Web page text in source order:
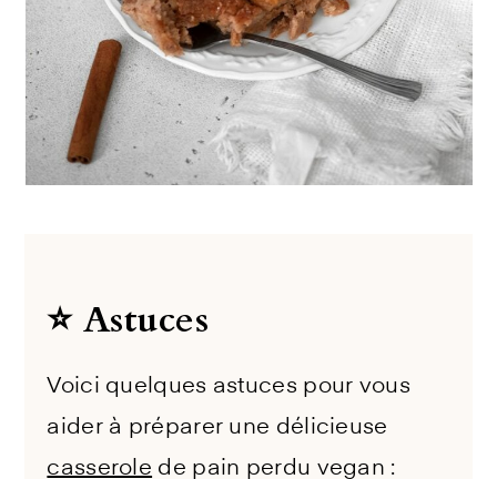
⭐️ Astuces
Voici quelques astuces pour vous
aider à préparer une délicieuse
casserole de pain perdu vegan :